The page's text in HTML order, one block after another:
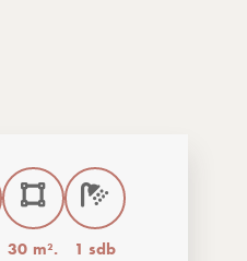
30 m². 1 sdb